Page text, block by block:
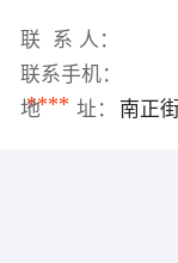
联 系 人：
联系手机：
****
地 址： 南正